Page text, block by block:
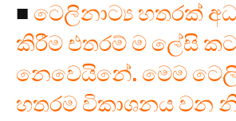
■ ටෙලිනාට්‍ය හතරක්
කිරීම එතරම් ම ලේසි
නෙවෙයිනේ. මෙම
හතරම විකාශනය වන